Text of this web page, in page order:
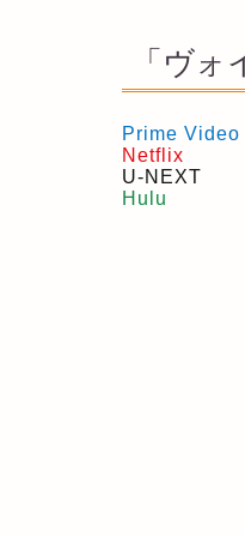
「ヴ
Prime Video
Netflix
U-NEXT
Hulu